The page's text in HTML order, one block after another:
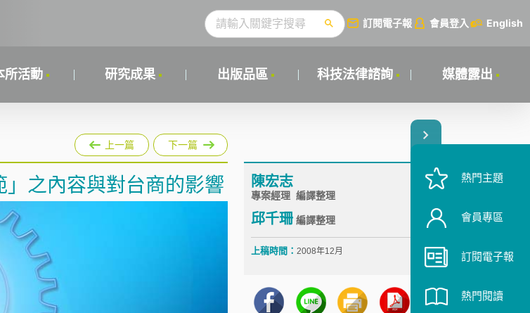
訂閱電子報 會員登入 English
所活動 研究成果 出版品區 科技法律諮詢 媒體露出
上一篇 下一篇
之內容與對台商的影響 陳宏志
專案經理 編譯整理
邱千珊編譯整理
上稿時間： 2008年12月
熱門主題
會員專區
訂閱電子報
熱門閱讀